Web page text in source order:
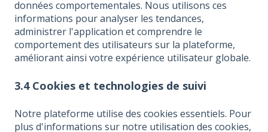
données comportementales. Nous utilisons ces
informations pour analyser les tendances,
administrer l'application et comprendre le
comportement des utilisateurs sur la plateforme,
améliorant ainsi votre expérience utilisateur globale.
3.4 Cookies et technologies de suivi
Notre plateforme utilise des cookies essentiels. Pour
plus d'informations sur notre utilisation des cookies,